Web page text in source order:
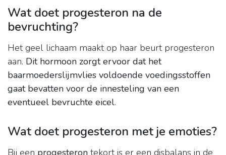
Wat doet progesteron na de
bevruchting?
Het geel lichaam maakt op haar beurt progesteron
aan. Dit hormoon zorgt ervoor dat het
baarmoederslijmvlies voldoende voedingsstoffen
gaat bevatten voor de innesteling van een
eventueel bevruchte eicel.
Wat doet progesteron met je emoties?
Bij een progesteron tekort is er een disbalans in de